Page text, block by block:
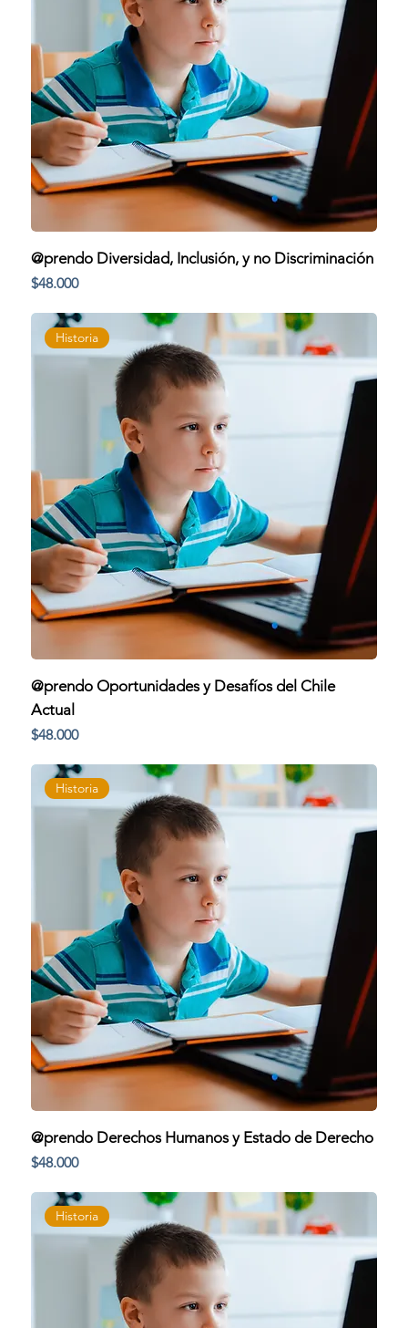
@prendo Diversidad, Inclusión, y no Discriminación
Precio
$48.000
Historia
@prendo Oportunidades y Desafíos del Chile
Actual
Precio
$48.000
Historia
@prendo Derechos Humanos y Estado de Derecho
Precio
$48.000
Historia